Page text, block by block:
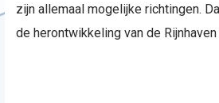
zijn allemaal mogelijke richtingen.
de herontwikkeling van de